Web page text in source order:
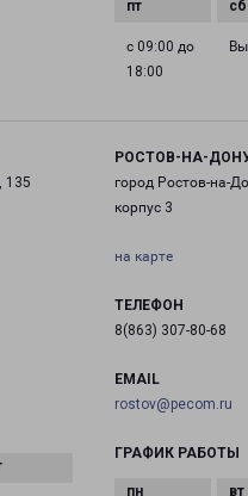
с 09:00 до
18:00
135
РОСТОВ-НА-
город Ростов-на-
корпус 3
на карте
ТЕЛЕФОН
8(863) 307-80-68
EMAIL
rostov@pecom.ru
ГРАФИК РАБОТЫ